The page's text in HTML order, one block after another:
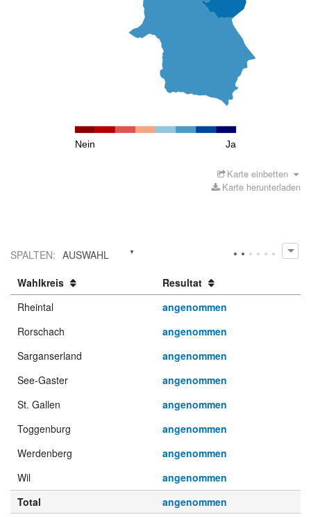
Nein Ja
Karte einbetten
Karte herunterladen
SPALTEN: AUSWAHL
Wahlkreis
Resultat
Rheintal
angenommen
Rorschach
angenommen
Sarganserland
angenommen
See-Gaster
angenommen
St. Gallen
angenommen
Toggenburg
angenommen
Werdenberg
angenommen
Wil
angenommen
Total
angenommen